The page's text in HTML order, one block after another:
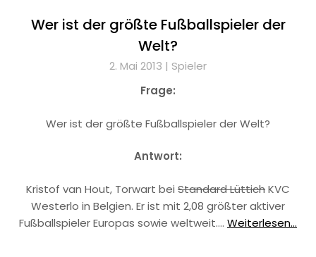
Wer ist der größte Fußballspieler der
Welt?
2. Mai 2013 | Spieler
Frage:
Wer ist der größte Fußballspieler der Welt?
Antwort:
Kristof van Hout, Torwart bei Standard LüttichKVC
Westerlo in Belgien. Er ist mit 2,08 größter aktiver
Fußballspieler Europas sowie weltweit.… Weiterlesen...